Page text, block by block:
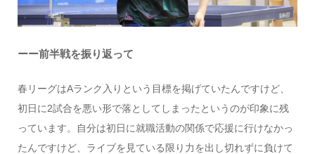
ーー前半戦を振り返って
春リーグはAランク入りという目標を掲げていたんですけど、
初日に2試合を悪い形で落としてしまったというのが印象に残
っています。自分は初日に就職活動の関係で応援に行けなかっ
たんですけど、ライブを見ている限り力を出し切れずに負けて